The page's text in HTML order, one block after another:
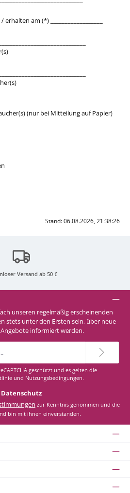
am (*) __________________
(nur bei Mitteilung auf Papier)
Stand: 06.08.2026, 21:38:26
Versand ab 50 €
unseren regelmäßig erscheinenden
stets unter den Ersten sein, über neue
informiert werden.
geschützt und es gelten die
und Nutzungsbedingungen.
Datenschutz
zur Kenntnis genommen und die
bin mit ihnen einverstanden.